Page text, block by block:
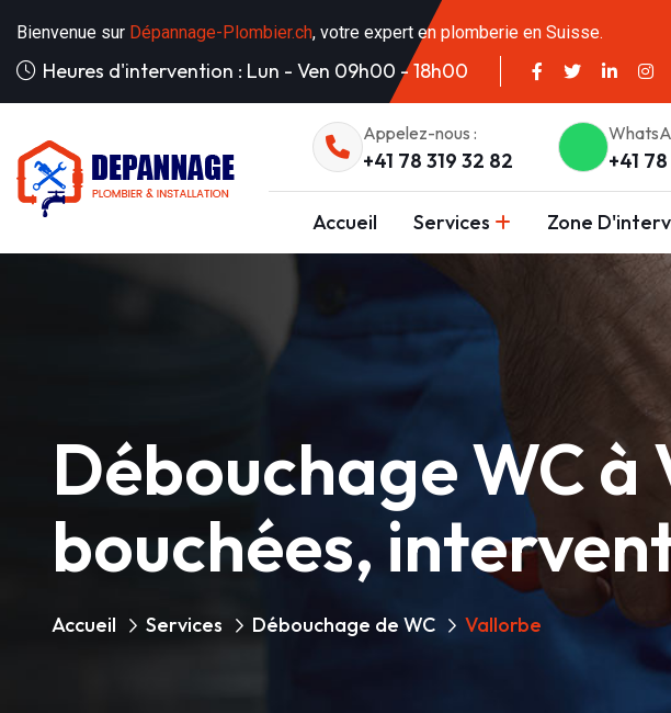
Bienvenue sur Dépannage-Plombier.ch, votre expert en plomberie en Suisse.
Heures d'intervention : Lun - Ven 09h00 - 18h00
Appelez-nous :
+41 78 319 32 82 +41
Accueil Services Zone
Débouchage WC
bouchées,
Accueil Services Débouchage de WC Vallorbe